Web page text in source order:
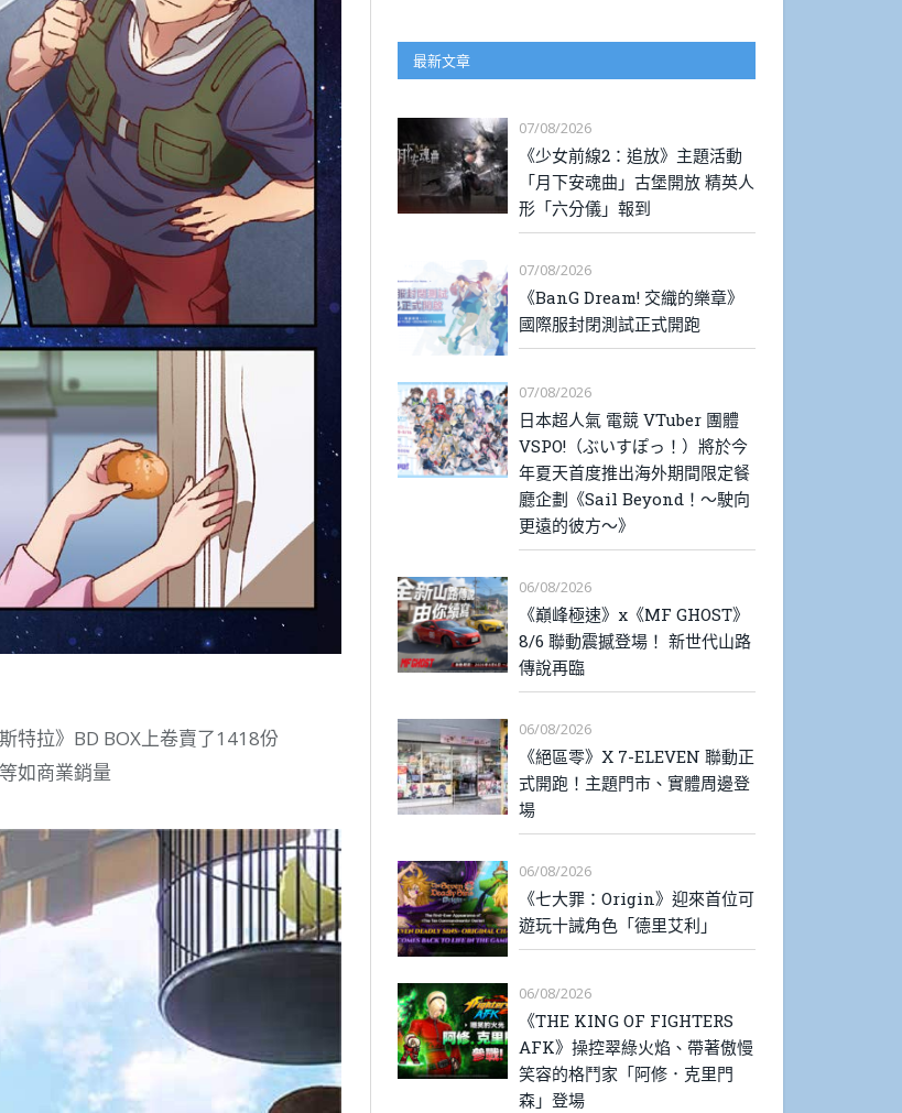
特拉》BD BOX上卷賣了1418份
如商業銷量
最新文章
07/08/2026
《少女前線2：追放》主題活動
「月下安魂曲」古堡開放 精英人
形「六分儀」報到
07/08/2026
《BanG Dream! 交織的樂章》
國際服封閉測試正式開跑
07/08/2026
日本超人氣 電競 VTuber 團體
VSPO!（ぶいすぽっ！）將於今
年夏天首度推出海外期間限定餐
廳企劃《Sail Beyond！～駛向
更遠的彼方～》
06/08/2026
《巔峰極速》x《MF GHOST》
8/6 聯動震撼登場！ 新世代山路
傳說再臨
06/08/2026
《絕區零》X 7-ELEVEN 聯動正
式開跑！主題門市、實體周邊登
場
06/08/2026
《七大罪：Origin》迎來首位可
遊玩十誡角色「德里艾利」
06/08/2026
《THE KING OF FIGHTERS
AFK》操控翠綠火焰、帶著傲慢
笑容的格鬥家「阿修．克里門
森」登場